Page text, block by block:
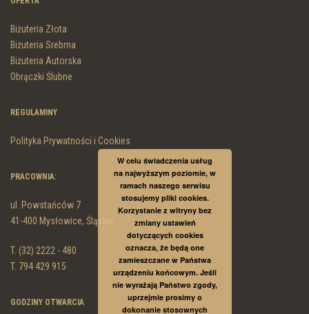
Biżuteria Złota
Biżuteria Srebrna
Biżuteria Autorska
Obrączki Ślubne
REGULAMINY
Polityka Prywatności i Cookies
PRACOWNIA:
ul. Powstańców 7
41-400 Mysłowice, Śląskie
T. (32) 2222 - 480
T. 794 429 915
GODZINY OTWARCIA
W celu świadczenia usług
na najwyższym poziomie, w
ramach naszego serwisu
stosujemy pliki cookies.
Korzystanie z witryny bez
zmiany ustawień
dotyczących cookies
oznacza, że będą one
zamieszczane w Państwa
urządzeniu końcowym. Jeśli
nie wyrażają Państwo zgody,
uprzejmie prosimy o
dokonanie stosownych